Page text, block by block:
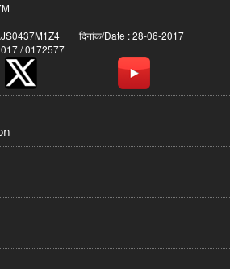
दिनांक/Date : 28-06-2017
/ 0172577